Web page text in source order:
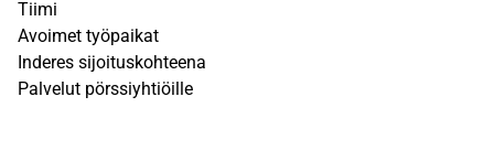
Tiimi
Avoimet työpaikat
Inderes sijoituskohteena
Palvelut pörssiyhtiöille